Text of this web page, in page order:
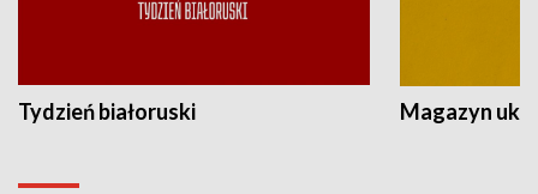
Tydzień białoruski Magazyn